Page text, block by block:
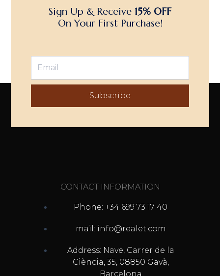
Sign Up & Receive 15% OFF
On Your First Purchase!
Subscribe
CONTACT INFORMATION
Phone: +34 699 73 17 40
mail: info@realet.com
Address: Nave, Carrer de la
Ciència, 35, 08850 Gavà,
Barcelona